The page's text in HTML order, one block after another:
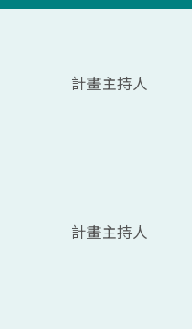
計畫主持人
計畫主持人